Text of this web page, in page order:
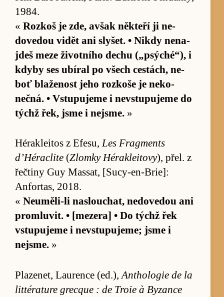
1984.
« Rozkoš je zde, avšak ně­kteří ji ne­
dove­dou vi­dět ani sly­šet. • Nikdy nena­
jdeš meze život­ního de­chu („psýché“), i
kdyby ses ubí­ral po všech cestách, ne­
boť blaženost jeho rozkoše je ne­ko­
nečná. • Vstu­pujeme i ne­vstu­pujeme do
týchž řek, jsme i nejsme. »
Héra­klei­tos z Efe­su,Les Frag­ments
d’Hérac­lite (Zlomky Héra­klei­tovy), přel. z
řečtiny Guy Massat, [Sucy-en-Brie]:
Anfor­tas, 2018.
« Ne­u­mě­li-li na­slou­chat, ne­dove­dou ani
pro­mlu­vit. • [me­ze­ra] • Do týchž řek
vstu­pujeme i ne­vstu­puje­me; jsme i
nejsme. »
Plazenet, Lau­rence (ed.),An­tho­logie de la
lit­téra­ture grecque : de Troie à Byzance